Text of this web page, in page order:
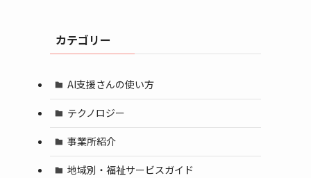
カテゴリー
AI支援さんの使い方
テクノロジー
事業所紹介
地域別・福祉サービスガイド